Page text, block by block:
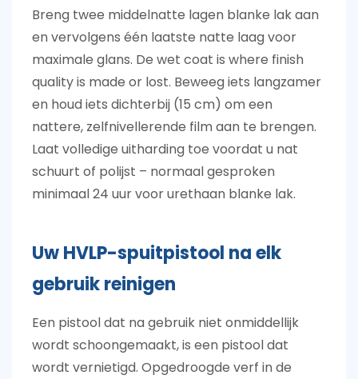
Breng twee middelnatte lagen blanke lak aan
en vervolgens één laatste natte laag voor
maximale glans. De wet coat is where finish
quality is made or lost. Beweeg iets langzamer
en houd iets dichterbij (15 cm) om een ​​
nattere, zelfnivellerende film aan te brengen.
Laat volledige uitharding toe voordat u nat
schuurt of polijst – normaal gesproken
minimaal 24 uur voor urethaan blanke lak.
Uw HVLP-spuitpistool na elk
gebruik reinigen
Een pistool dat na gebruik niet onmiddellijk
wordt schoongemaakt, is een pistool dat
wordt vernietigd. Opgedroogde verf in de